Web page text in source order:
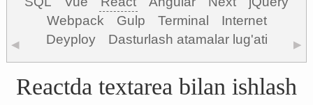
Webpack
Gulp Terminal
Internet
Deyploy
Dasturlash atamalar lug'ati
◀ ▶
Reactda textarea bilan ishlash